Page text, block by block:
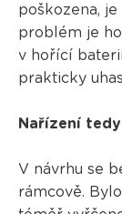
poškozena,
problém je
v hořící
prakticky
Nařízení
V návrhu se
rámcově.